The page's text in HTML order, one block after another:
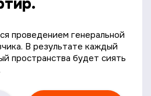
проведением генеральной
В результате каждый
пространства будет сиять